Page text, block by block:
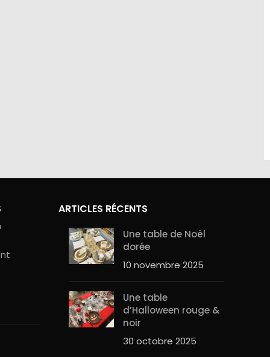
ARTICLES RÉCENTS
Une table de Noël
dorée
10 novembre 2025
Une table
d’Halloween rouge &
noir
30 octobre 2025